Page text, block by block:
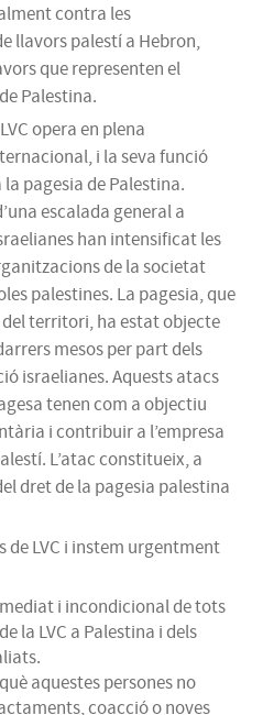
contra les
llavors palestí a Hebron,
que representen el
Palestina.
opera en plena
i la seva funció
pagesia de Palestina.
escalada general a
han intensificat les
de la societat
palestines. La pagesia, que
del territori, ha estat objecte
mesos per part dels
israelianes. Aquests atacs
tenen com a objectiu
i contribuir a l’empresa
L’atac constitueix, a
dret de la pagesia palestina
de LVC i instem urgentment
i incondicional de tots
la LVC a Palestina i dels
aquestes persones no
coacció o noves